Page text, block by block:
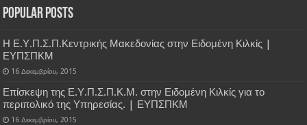
Popular Posts
Η Ε.Υ.Π.Σ.Π.Κεντρικής Μακεδονίας στην Ειδομένη Κιλκίς |
ΕΥΠΣΠΚΜ
16 Δεκεμβρίου, 2015
Επίσκεψη της Ε.Υ.Π.Σ.Π.Κ.Μ. στην Ειδομένη Κιλκίς για το
περιπολικό της Υπηρεσίας. | ΕΥΠΣΠΚΜ
16 Δεκεμβρίου, 2015